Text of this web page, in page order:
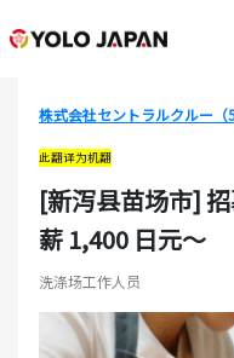
株式会社セントラルクルー（
此翻译为机翻
[新泻县苗场市]
薪 1,400 日元〜
洗涤场工作人员